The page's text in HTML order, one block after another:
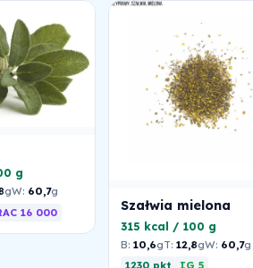
g
gW: 60,7g
16 000 Szałwia mielona
315 kcal / 100 g
B:10,6gT:12,8gW: 60,7g